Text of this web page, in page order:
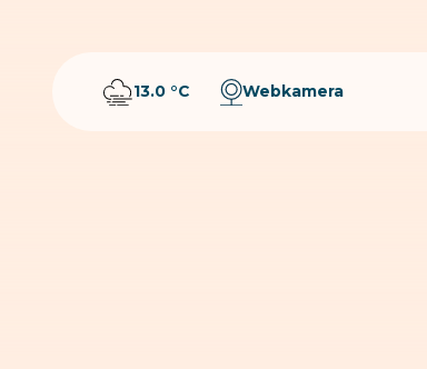
13.0 °C Webkamera